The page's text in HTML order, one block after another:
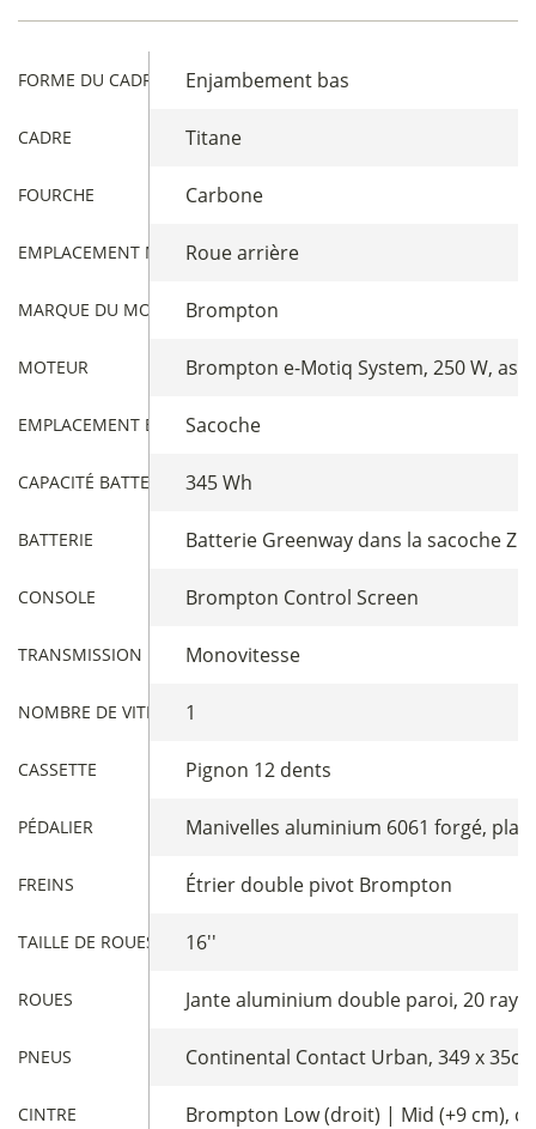
FORME DU CADRE Enjambement bas
CADRE Titane
FOURCHE Carbone
EMPLACEMENT MOTEURRoue arrière
MARQUE DU MOTEURBrompton
MOTEUR Brompton e-Motiq System, 250 W,
EMPLACEMENT BATTERIESacoche
CAPACITÉ BATTERIE 345 Wh
BATTERIE Batterie Greenway dans la sacoche
CONSOLE Brompton Control Screen
TRANSMISSION Monovitesse
NOMBRE DE VITESSES
1
CASSETTE Pignon 12 dents
PÉDALIER Manivelles aluminium 6061 forgé,
FREINS Étrier double pivot Brompton
TAILLE DE ROUES 16''
ROUES Jante aluminium double paroi, 20
PNEUS Continental Contact Urban, 349 x 35c,
CINTRE Brompton Low (droit) | Mid (+9 cm),